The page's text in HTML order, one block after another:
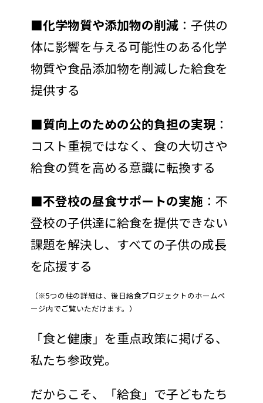
■化学物質や添加物の削減：子供の
体に影響を与える可能性のある化学
物質や食品添加物を削減した給食を
提供する
■質向上のための公的負担の実現：
コスト重視ではなく、食の大切さや
給食の質を高める意識に転換する
■不登校の昼食サポートの実施 ：不
登校の子供達に給食を提供できない
課題を解決し、すべての子供の成長
を応援する
（※5つの柱の詳細は、後日給食プロジェクトのホームペ
ージ内でご覧いただけます。）
「食と健康」を重点政策に掲げる、
私たち参政党。
だからこそ、「給食」で子どもたち